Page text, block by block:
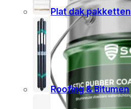
Plat dak pakketten
Roofing & Bitumen